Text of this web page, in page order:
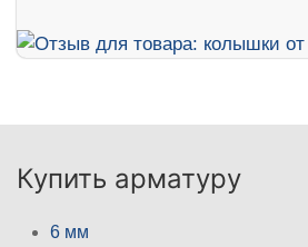
Купить арматуру
6 мм